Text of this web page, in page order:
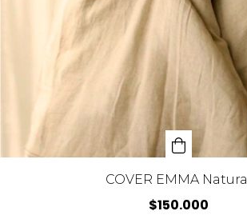
COVER EMMA Natural
$150.000